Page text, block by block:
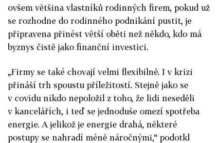
ovšem většina vlastníků rodinných firem, pokud už
se rozhodne do rodinného podnikání pustit, je
připravena přinést větší oběti než někdo, kdo má
byznys čistě jako finanční investici.
„Firmy se také chovají velmi flexibilně. I v krizi
přináší trh spoustu příležitostí. Stejně jako se
v covidu nikdo nepoložil z toho, že lidi neseděli
v kancelářích, i teď se jednoduše omezí spotřeba
energie. A jelikož je energie drahá, některé
postupy se nahradí méně náročnými,“ podotkl